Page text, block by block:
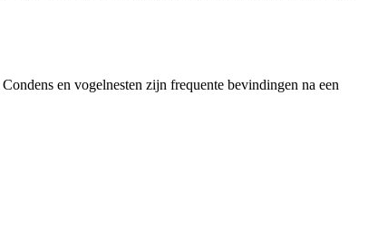
en vogelnesten zijn frequente bevindingen na een